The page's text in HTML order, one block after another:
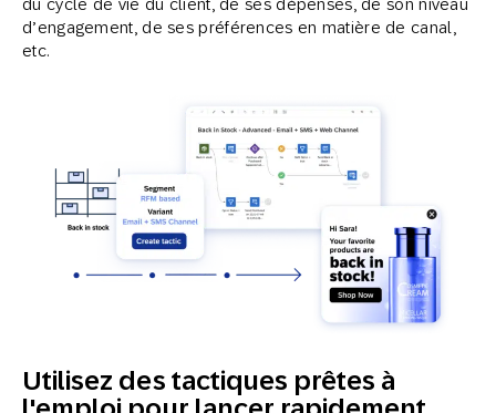
d’engagement, de ses préférences en matière de canal,
etc.
Utilisez des tactiques prêtes à